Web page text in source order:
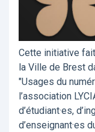
Cette initiative
la Ville de Brest
"Usages du
l’association
d’étudiant·es,
d’enseignant·es